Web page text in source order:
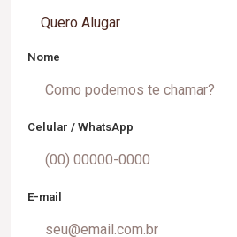
Quero Alugar
Nome
Celular / WhatsApp
E-mail